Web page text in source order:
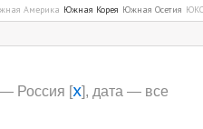
Америка Южная Корея Южная Осетия
— Россия [x], дата — все